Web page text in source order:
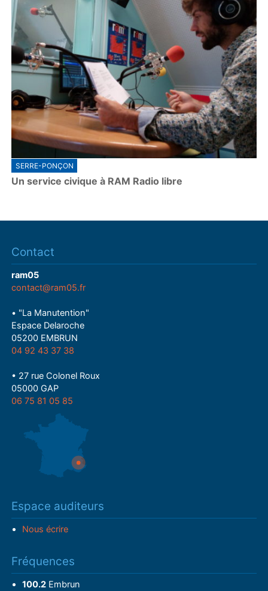
SERRE-PONÇON
Un service civique à RAM Radio libre
Contact
ram05
contact@ram05.fr
• "La Manutention"
Espace Delaroche
05200 EMBRUN
04 92 43 37 38
• 27 rue Colonel Roux
05000 GAP
06 75 81 05 85
Espace auditeurs
Nous écrire
Fréquences
100.2Embrun